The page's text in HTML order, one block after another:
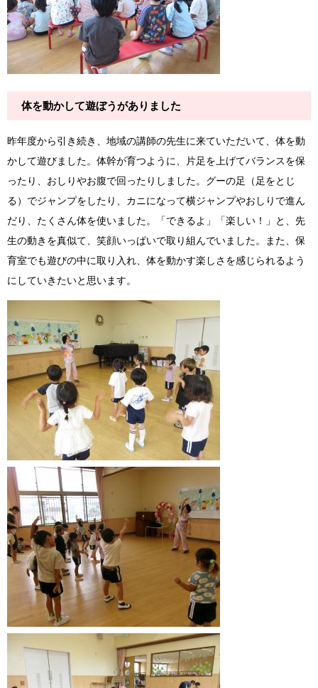
体を動かして遊ぼうがありました
昨年度から引き続き、地域の講師の先生に来ていただいて、体を動
かして遊びました。体幹が育つように、片足を上げてバランスを保
ったり、おしりやお腹で回ったりしました。グーの足（足をとじ
る）でジャンプをしたり、カニになって横ジャンプやおしりで進ん
だり、たくさん体を使いました。「できるよ」「楽しい！」と、先
生の動きを真似て、笑顔いっぱいで取り組んでいました。また、保
育室でも遊びの中に取り入れ、体を動かす楽しさを感じられるよう
にしていきたいと思います。